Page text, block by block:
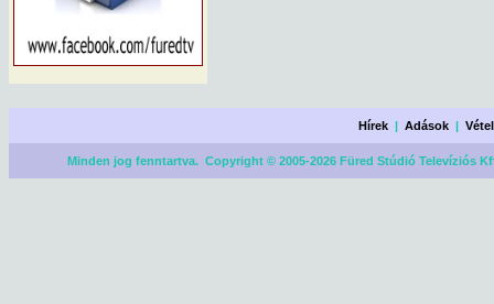
Hírek |Adások |
Minden jog fenntartva. Copyright © 2005-2026 Füred Stúdió Televíziós